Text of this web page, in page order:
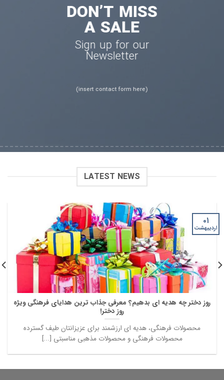
DON’T MISS
A SALE
Sign up for our
Newsletter
(insert contact form here)
LATEST NEWS
روز دختر چه هدیه ای بدهیم؟ معرفی جذاب ترین هدایای فرهنگی ویژه
روز دختر!
محصولات فرهنگی، هدیه ای ارزشمند برای عزیزانتان طیف گسترده
محصولات فرهنگی و محصولات مذهبی مناسبتی [...]
۰۱
اردیبهشت